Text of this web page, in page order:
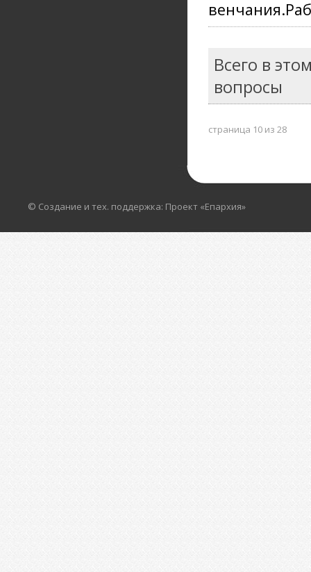
Всего в
вопросы
страница 10 из 28
© Создание и тех. поддержка: Проект «Епархия»